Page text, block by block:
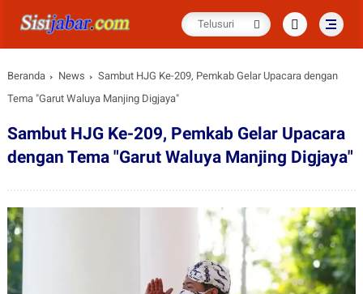
Beranda News
Sambut HJG Ke-209, Pemkab Gelar Upacara dengan
Tema "Garut Waluya Manjing Digjaya"
Sambut HJG Ke-209, Pemkab Gelar Upacara
dengan Tema "Garut Waluya Manjing Digjaya"